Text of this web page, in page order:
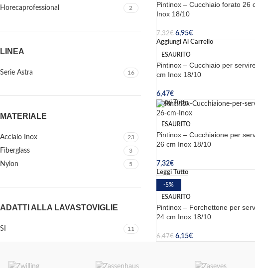
Horecaprofessional 2
LINEA
Serie Astra 16
MATERIALE
Acciaio Inox 23
Fiberglass 3
Nylon 5
ADATTI ALLA LAVASTOVIGLIE
SI 11
Pintinox – Cucchiaio forato 26
Inox 18/10
7,32€ 6,95€
Aggiungi Al Carrello
ESAURITO
Pintinox – Cucchiaio per
cm Inox 18/10
6,47€
Leggi Tutto
ESAURITO
Pintinox – Cucchiaione per
26 cm Inox 18/10
7,32€
Leggi Tutto
-5%
ESAURITO
Pintinox – Forchettone per
24 cm Inox 18/10
6,47€ 6,15€